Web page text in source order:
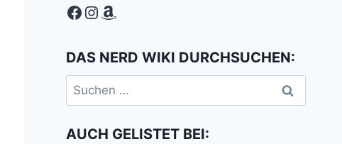
Facebook
Instagram
Amazon
DAS NERD WIKI DURCHSUCHEN:
Suchen
nach:
AUCH GELISTET BEI: